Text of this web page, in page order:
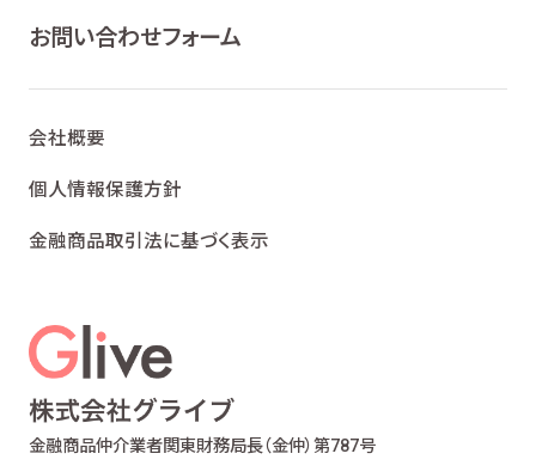
グ及びこれらに付帯・関連する商品・サービスの
当社が取り扱う生命保険、損害保険及びこれら
金融商品仲介業における有価証券・金融商品の
提携会社の金融商品の勧誘・販売、サービスの
供の妥当性を判断するため
お客様ご本人であること又はご本人の代理人で
あることを確認するため
お客様に対し、お取引結果、お預り残高などの報
金融商品仲介業者関東財務局長（金仲）第787号
お問い合わせフォーム
会社概要
個人情報保護方針
金融商品取引法に基づく表示